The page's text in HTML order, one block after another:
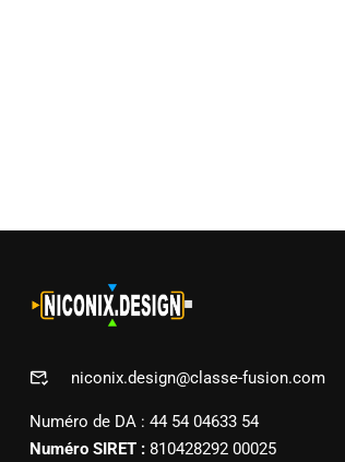
niconix.design@classe-fusion.com
Numéro de DA : 44 54 04633 54
Numéro SIRET : 810428292 00025